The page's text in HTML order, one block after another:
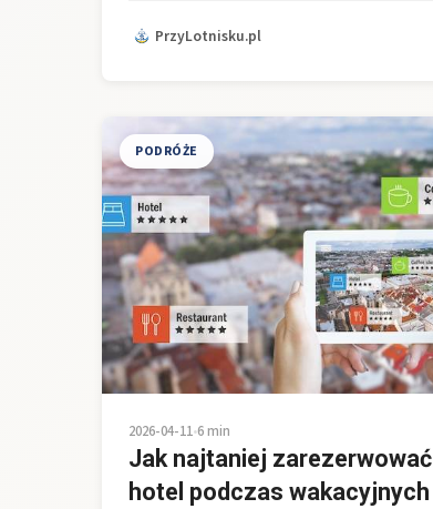
PrzyLotnisku.pl
PODRÓŻE
2026-04-11•6 min
Jak najtaniej zarezerwować
hotel podczas wakacyjnych